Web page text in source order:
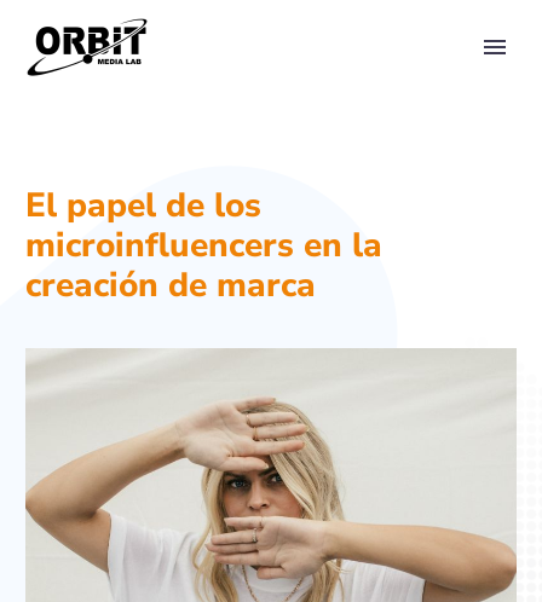
El papel de los
microinfluencers en la
creación de marca